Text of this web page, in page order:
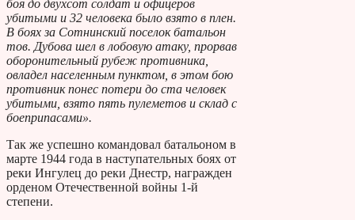
боя до двухсот солдат и офицеров
убитыми и 32 человека было взято в плен.
В боях за Сотнинский поселок батальон
тов. Дубова шел в лобовую атаку, прорвав
оборонительный рубеж противника,
овладел населенным пунктом, в этом бою
противник понес потери до ста человек
убитыми, взято пять пулеметов и склад с
боеприпасами».
Так же успешно командовал батальоном в
марте 1944 года в наступательных боях от
реки Ингулец до реки Днестр, награжден
орденом Отечественной войны 1-й
степени.